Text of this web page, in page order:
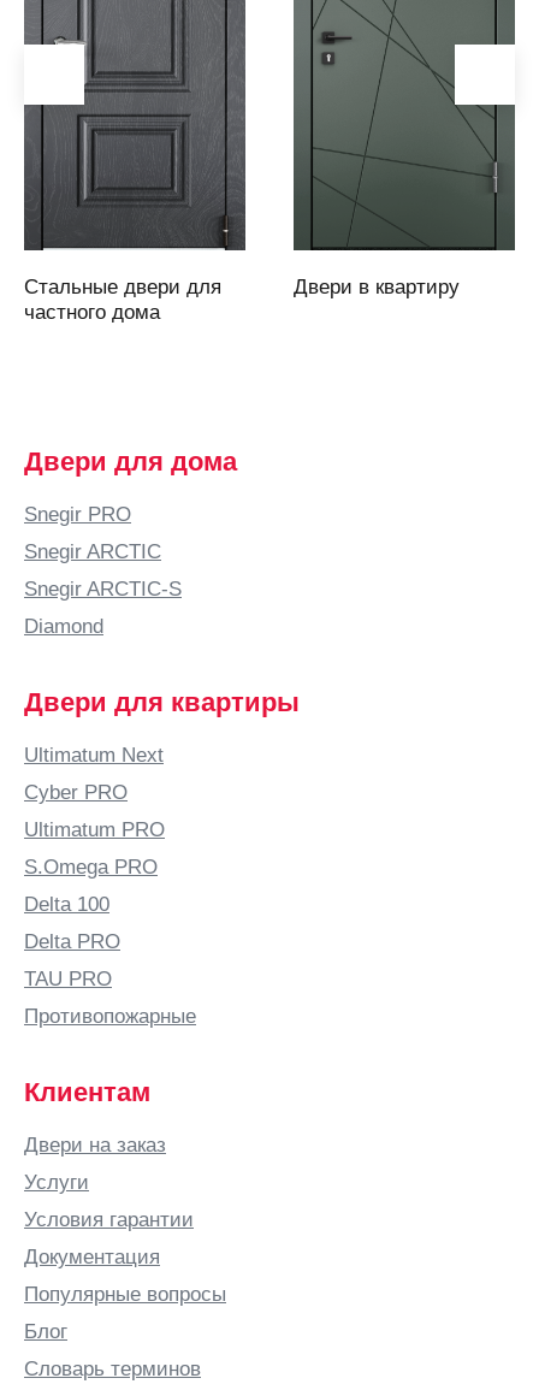
Аркадак
область)
Армавир
Артем
Артемовский
Аскарово
область)
Атырау
Аша
Б
Бабяково
Баку
Балаково
Балашиха
Балашов
Балтай
Барановичи
Барнаул
Барыш
Батайск
Белая
Калитва
Белгород
Белово
Белозерск
Белорецк
Белореченск
Березники
Бийск
Стальные двери для
частного дома
Двери в квартиру
Двери для дома
Snegir PRO
Snegir ARCTIC
Snegir ARCTIC-S
Diamond
Двери для квартиры
Ultimatum Next
Cyber PRO
Ultimatum PRO
S.Omega PRO
Delta 100
Delta PRO
TAU PRO
Противопожарные
Клиентам
Двери на заказ
Услуги
Условия гарантии
Документация
Популярные вопросы
Блог
Словарь терминов